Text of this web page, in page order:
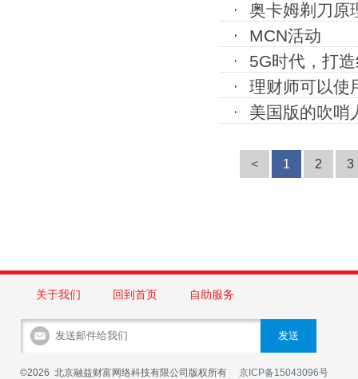
奥卡姆剃刀原
MCN活动
5G时代，打
理财师可以使
美国版的吹哨
< 1 2 3
关于我们 回到首页 自助服务
©2026 北京融益财富网络科技有限公司版权所有 京ICP备15043096号